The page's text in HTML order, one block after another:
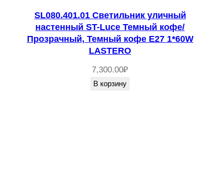
SL080.401.01 Светильник уличный
настенный ST-Luce Темный кофе/
Прозрачный, Темный кофе E27 1*60W
LASTERO
7,300.00₽
В корзину